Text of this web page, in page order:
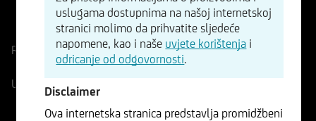
DE0008469008
WKN
846900
Referentna cijena26369,50BodoviPromjena
+0,88%
UniCredit prikaz u stvarnom vremenu
uslugama dostupnima na našoj internetskoj
stranici molimo da prihvatite sljedeće
napomene, kao i naše uvjete korištenja i
odricanje od odgovornosti.
Disclaimer
Ova internetska stranica predstavlja promidžbeni